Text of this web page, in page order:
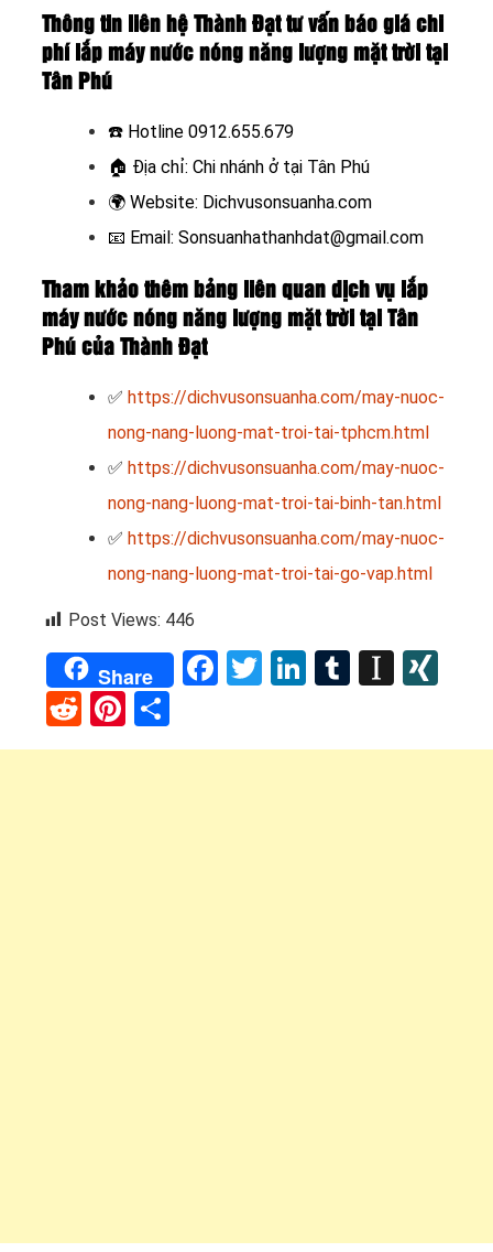
Thông tin liên hệ Thành Đạt tư vấn báo giá chi
phí lắp máy nước nóng năng lượng mặt trời tại
Tân Phú
☎️ Hotline 0912.655.679
🏠 Địa chỉ: Chi nhánh ở tại Tân Phú
🌍 Website: Dichvusonsuanha.com
📧 Email: Sonsuanhathanhdat@gmail.com
Tham khảo thêm bảng liên quan dịch vụ lắp
máy nước nóng năng lượng mặt trời tại Tân
Phú của Thành Đạt
✅ https://dichvusonsuanha.com/may-nuoc-
nong-nang-luong-mat-troi-tai-tphcm.html
✅ https://dichvusonsuanha.com/may-nuoc-
nong-nang-luong-mat-troi-tai-binh-tan.html
✅ https://dichvusonsuanha.com/may-nuoc-
nong-nang-luong-mat-troi-tai-go-vap.html
Post Views: 446
Share Facebook
TwitterLinkedIn
Tumblr
RedditPinterest